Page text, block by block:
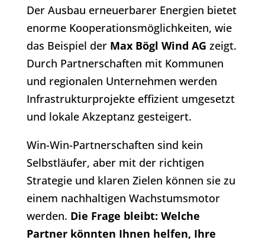
Der Ausbau erneuerbarer Energien bietet
enorme Kooperationsmöglichkeiten, wie
das Beispiel der Max Bögl Wind AG zeigt.
Durch Partnerschaften mit Kommunen
und regionalen Unternehmen werden
Infrastrukturprojekte effizient umgesetzt
und lokale Akzeptanz gesteigert.
Win-Win-Partnerschaften sind kein
Selbstläufer, aber mit der richtigen
Strategie und klaren Zielen können sie zu
einem nachhaltigen Wachstumsmotor
werden. Die Frage bleibt: Welche
Partner könnten Ihnen helfen, Ihre